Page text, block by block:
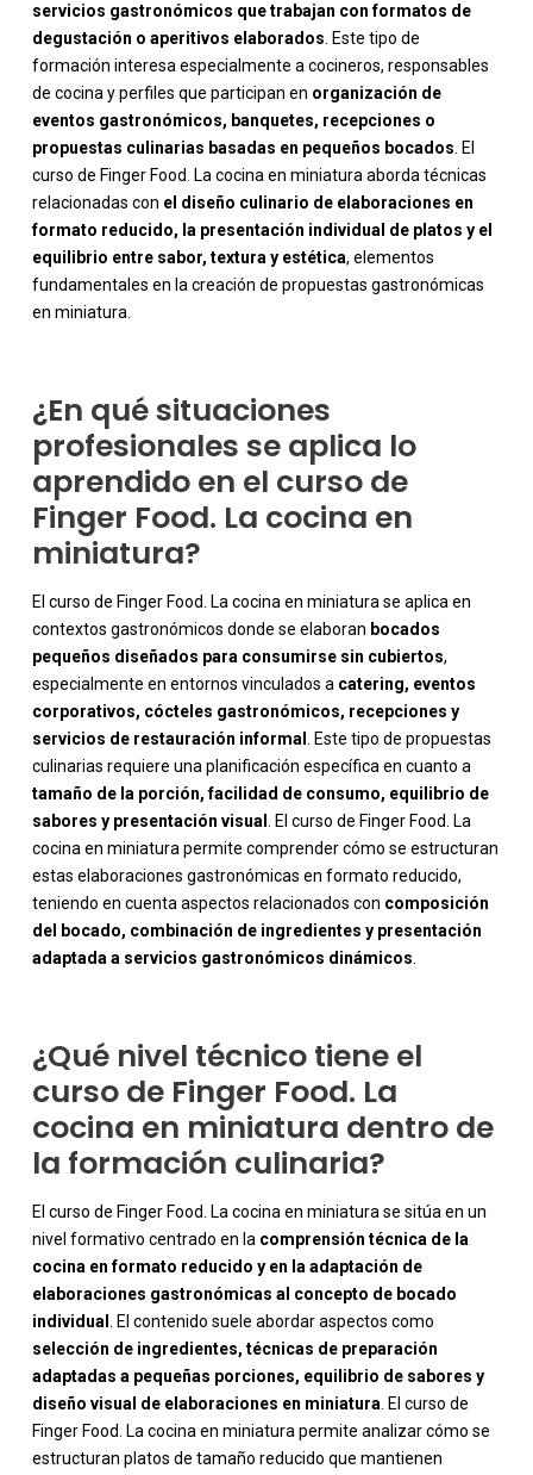
servicios gastronómicos que trabajan con formatos de
degustación o aperitivos elaborados. Este tipo de
formación interesa especialmente a cocineros, responsables
de cocina y perfiles que participan en organización de
eventos gastronómicos, banquetes, recepciones o
propuestas culinarias basadas en pequeños bocados. El
curso de Finger Food. La cocina en miniatura aborda técnicas
relacionadas con el diseño culinario de elaboraciones en
formato reducido, la presentación individual de platos y el
equilibrio entre sabor, textura y estética, elementos
fundamentales en la creación de propuestas gastronómicas
en miniatura.
-
¿En qué situaciones
profesionales se aplica lo
aprendido en el curso de
Finger Food. La cocina en
miniatura?
El curso de Finger Food. La cocina en miniatura se aplica en
contextos gastronómicos donde se elaboran bocados
pequeños diseñados para consumirse sin cubiertos,
especialmente en entornos vinculados a catering, eventos
corporativos, cócteles gastronómicos, recepciones y
servicios de restauración informal . Este tipo de propuestas
culinarias requiere una planificación específica en cuanto a
tamaño de la porción, facilidad de consumo, equilibrio de
sabores y presentación visual . El curso de Finger Food. La
cocina en miniatura permite comprender cómo se estructuran
estas elaboraciones gastronómicas en formato reducido,
teniendo en cuenta aspectos relacionados con composición
del bocado, combinación de ingredientes y presentación
adaptada a servicios gastronómicos dinámicos.
-
¿Qué nivel técnico tiene el
curso de Finger Food. La
cocina en miniatura dentro de
la formación culinaria?
El curso de Finger Food. La cocina en miniatura se sitúa en un
nivel formativo centrado en la comprensión técnica de la
cocina en formato reducido y en la adaptación de
elaboraciones gastronómicas al concepto de bocado
individual . El contenido suele abordar aspectos como
selección de ingredientes, técnicas de preparación
adaptadas a pequeñas porciones, equilibrio de sabores y
diseño visual de elaboraciones en miniatura. El curso de
Finger Food. La cocina en miniatura permite analizar cómo se
estructuran platos de tamaño reducido que mantienen
-